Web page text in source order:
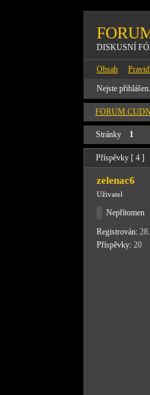
DISKUSNÍ
Obsah
Nejste přihlášen.
Stránky 1
Příspěvky [ 4 ]
zelenac6
Uživatel
Nepřítomen
Registrován:
Příspěvky: 20